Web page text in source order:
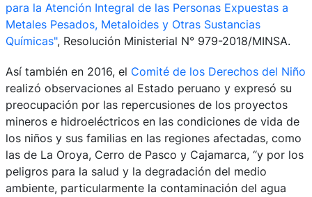
para la Atención Integral de las Personas Expuestas a
Metales Pesados, Metaloides y Otras Sustancias
Químicas", Resolución Ministerial N° 979-2018/MINSA.
Así también en 2016, el Comité de los Derechos del Niño
realizó observaciones al Estado peruano y expresó su
preocupación por las repercusiones de los proyectos
mineros e hidroeléctricos en las condiciones de vida de
los niños y sus familias en las regiones afectadas, como
las de La Oroya, Cerro de Pasco y Cajamarca, “y por los
peligros para la salud y la degradación del medio
ambiente, particularmente la contaminación del agua